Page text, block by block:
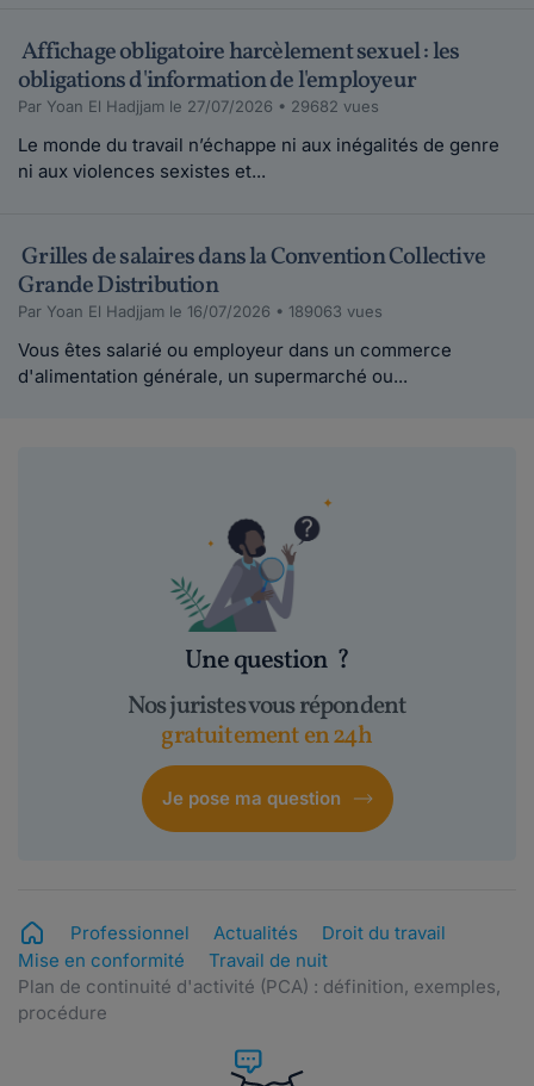
Affichage obligatoire harcèlement sexuel : les
obligations d'information de l'employeur
Par Yoan El Hadjjam le 27/07/2026 • 29682 vues
Le monde du travail n’échappe ni aux inégalités de genre
ni aux violences sexistes et...
Grilles de salaires dans la Convention Collective
Grande Distribution
Par Yoan El Hadjjam le 16/07/2026 • 189063 vues
Vous êtes salarié ou employeur dans un commerce
d'alimentation générale, un supermarché ou...
Une question ?
Nos juristes vous répondent
gratuitement en 24h
Je pose ma question
Professionnel Actualités
Droit du travail
Mise en conformité
Travail de nuit
Plan de continuité d'activité (PCA) : définition, exemples,
procédure